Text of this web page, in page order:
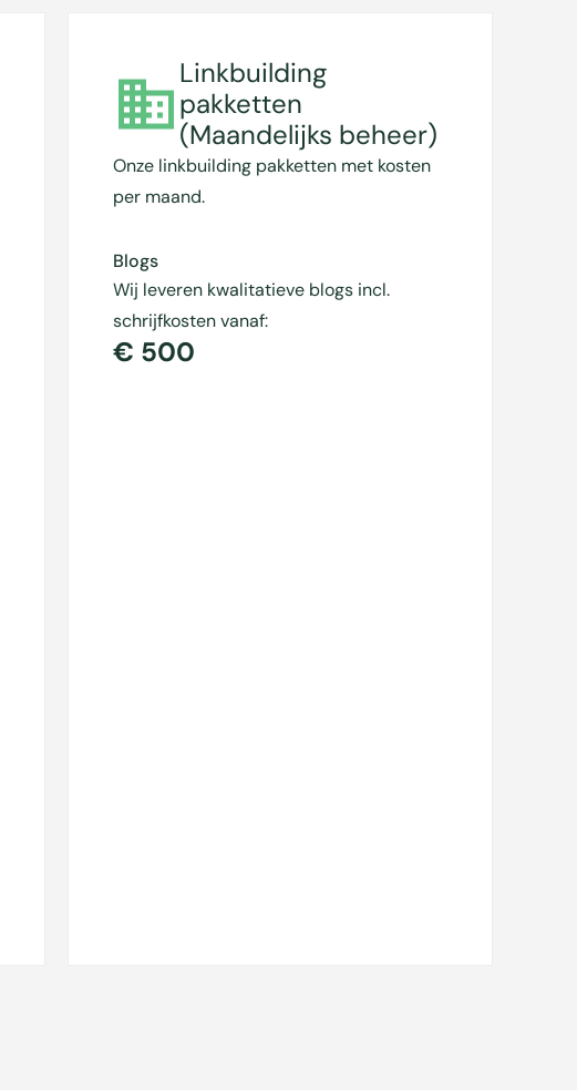
Linkbuilding
pakketten
(Maandelijks beheer)
Onze linkbuilding pakketten met kosten
per maand.
Blogs
Wij leveren kwalitatieve blogs incl.
schrijfkosten vanaf:
€ 500